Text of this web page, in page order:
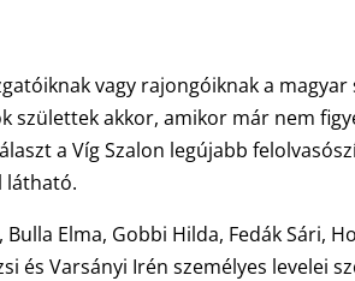
vagy rajongóiknak a
születtek akkor, amikor már nem
a Víg Szalon legújabb
látható.
Elma, Gobbi Hilda, Fedák Sári,
és Varsányi Irén személyes levelei